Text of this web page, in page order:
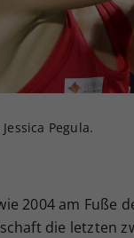
Pegula.
2004 am Fuße
die letzten